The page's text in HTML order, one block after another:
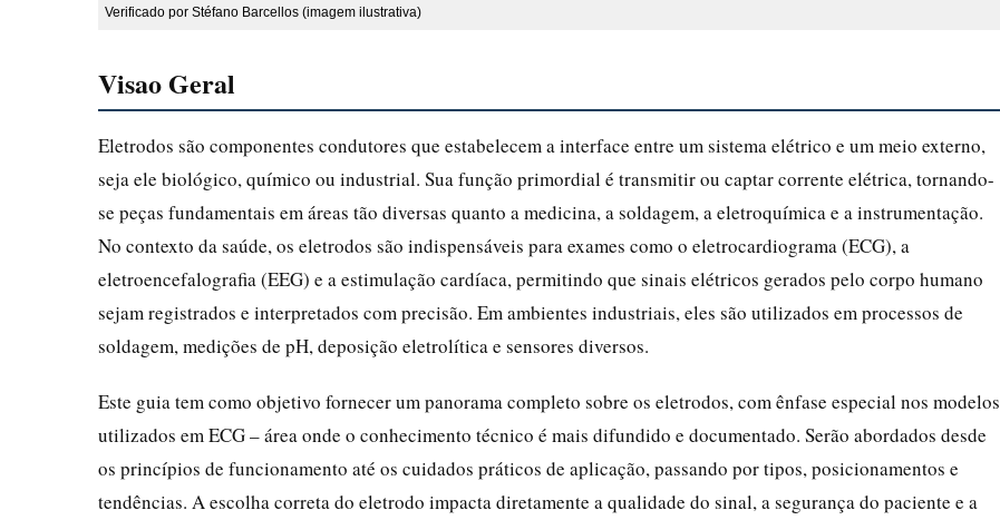
Verificado por Stéfano Barcellos (imagem ilustrativa)
Visao Geral
Eletrodos são componentes condutores que estabelecem a interface entre um sistema elétrico e um meio externo,
seja ele biológico, químico ou industrial. Sua função primordial é transmitir ou captar corrente elétrica, tornando-
se peças fundamentais em áreas tão diversas quanto a medicina, a soldagem, a eletroquímica e a instrumentação.
No contexto da saúde, os eletrodos são indispensáveis para exames como o eletrocardiograma (ECG), a
eletroencefalografia (EEG) e a estimulação cardíaca, permitindo que sinais elétricos gerados pelo corpo humano
sejam registrados e interpretados com precisão. Em ambientes industriais, eles são utilizados em processos de
soldagem, medições de pH, deposição eletrolítica e sensores diversos.
Este guia tem como objetivo fornecer um panorama completo sobre os eletrodos, com ênfase especial nos modelos
utilizados em ECG – área onde o conhecimento técnico é mais difundido e documentado. Serão abordados desde
os princípios de funcionamento até os cuidados práticos de aplicação, passando por tipos, posicionamentos e
tendências. A escolha correta do eletrodo impacta diretamente a qualidade do sinal, a segurança do paciente e a